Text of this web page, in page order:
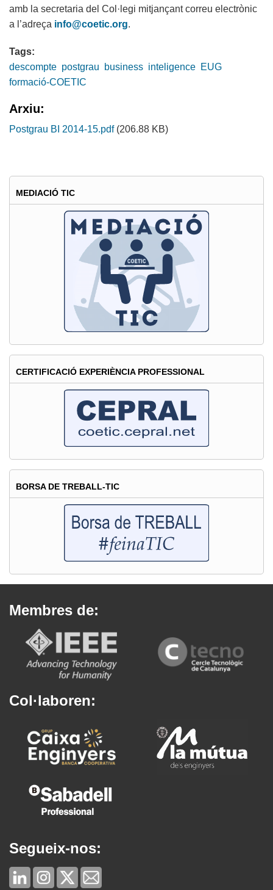
amb la secretaria del Col·legi mitjançant correu electrònic
a l’adreça info@coetic.org.
Tags:
descompte postgrau business inteligence EUG
formació-COETIC
Arxiu:
Postgrau BI 2014-15.pdf (206.88 KB)
MEDIACIÓ TIC
CERTIFICACIÓ EXPERIÈNCIA PROFESSIONAL
BORSA DE TREBALL-TIC
Membres de:
Col·laboren:
Segueix-nos: